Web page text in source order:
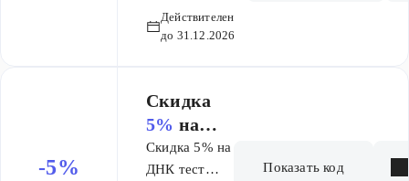
геном
Полный геном
Действителен
до 31.12.2026
-5%
Скидка
5% на
ДНК тест
Риски
Скидка 5% на
ДНК тест
Показать код